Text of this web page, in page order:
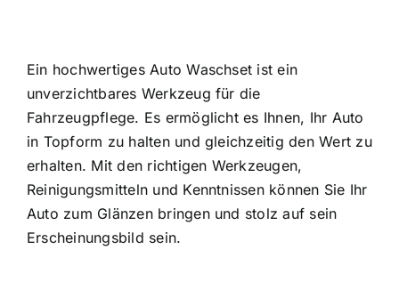
Ein hochwertiges Auto Waschset ist ein
unverzichtbares Werkzeug für die
Fahrzeugpflege. Es ermöglicht es Ihnen, Ihr Auto
in Topform zu halten und gleichzeitig den Wert zu
erhalten. Mit den richtigen Werkzeugen,
Reinigungsmitteln und Kenntnissen können Sie Ihr
Auto zum Glänzen bringen und stolz auf sein
Erscheinungsbild sein.